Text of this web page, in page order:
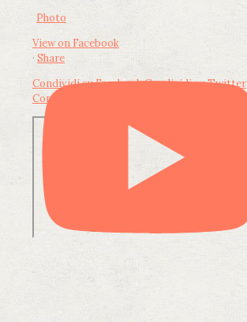
Photo
View on Facebook
· Share
Condividi su FacebookCondividi su Twitter
Condividi su LinkedIn